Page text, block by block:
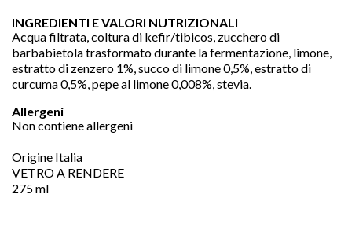
INGREDIENTI E VALORI NUTRIZIONALI
Acqua filtrata, coltura di kefir/tibicos, zucchero di
barbabietola trasformato durante la fermentazione, limone,
estratto di zenzero 1%, succo di limone 0,5%, estratto di
curcuma 0,5%, pepe al limone 0,008%, stevia.
Allergeni
Non contiene allergeni
Origine Italia
VETRO A RENDERE
275 ml